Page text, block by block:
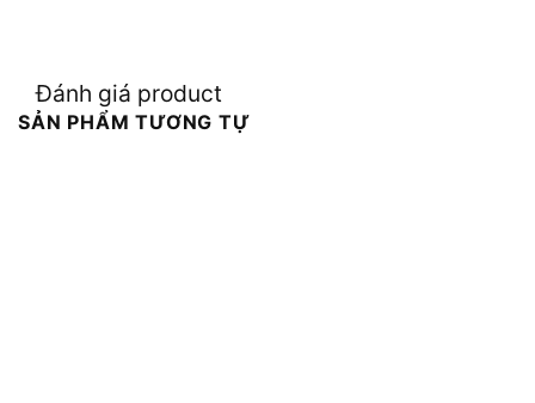
Đánh giá product
SẢN PHẨM TƯƠNG TỰ